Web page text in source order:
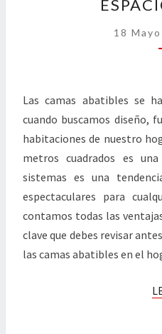
18
Las camas abatibles se
cuando buscamos diseño,
habitaciones de nuestro
metros cuadrados es
sistemas es una
espectaculares para
contamos todas las
clave que debes revisar
las camas abatibles en el